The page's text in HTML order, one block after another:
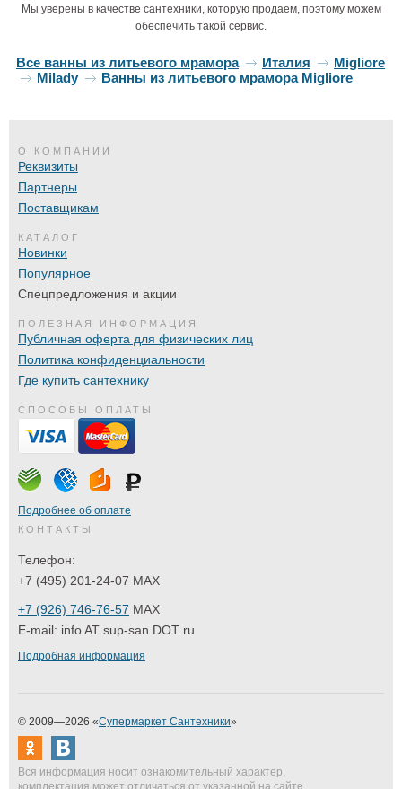
Мы уверены в качестве сантехники, которую продаем, поэтому можем
обеспечить такой сервис.
Все ванны из литьевого мрамора Италия
Migliore
Milady
Ванны из литьевого мрамора Migliore
О КОМПАНИИ
Реквизиты
Партнеры
Поставщикам
КАТАЛОГ
Новинки
Популярное
Спецпредложения и акции
ПОЛЕЗНАЯ ИНФОРМАЦИЯ
Публичная оферта для физических лиц
Политика конфиденциальности
Где купить сантехнику
СПОСОБЫ ОПЛАТЫ
Подробнее об оплате
КОНТАКТЫ
Телефон:
+7 (495) 201-24-07 MAX
+7 (926) 746-76-57 MAX
E-mail: info AT sup-san DOT ru
Подробная информация
© 2009—2026 «Супермаркет Сантехники»
Вся информация носит ознакомительный характер,
комплектация может отличаться от указанной на сайте.